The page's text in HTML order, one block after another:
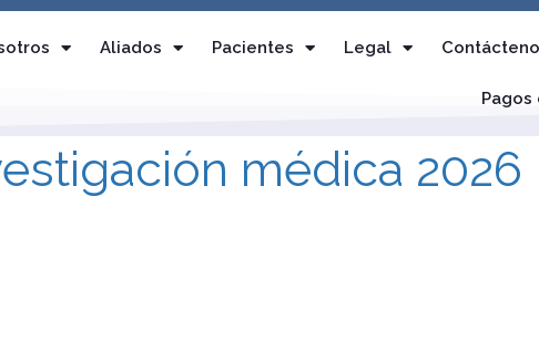
Aliados Pacientes Legal
Pagos
médica 2026